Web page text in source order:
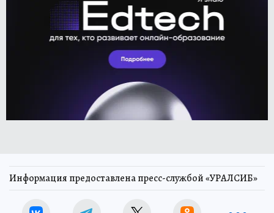
Информация предоставлена пресс-службой «УРАЛСИБ»